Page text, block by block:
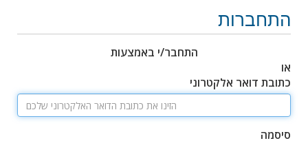
התחברות
התחבר/י באמצעות
או
כתובת דואר אלקטרוני
סיסמה